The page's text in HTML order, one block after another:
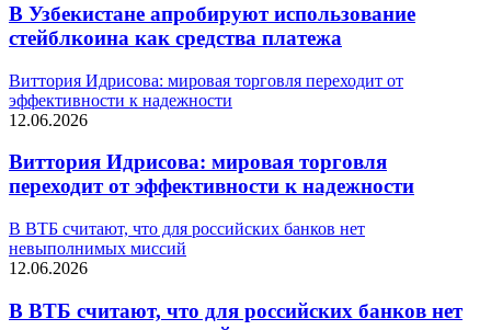
В Узбекистане апробируют использование
стейблкоина как средства платежа
Виттория Идрисова: мировая торговля переходит от
эффективности к надежности
12.06.2026
Виттория Идрисова: мировая торговля
переходит от эффективности к надежности
В ВТБ считают, что для российских банков нет
невыполнимых миссий
12.06.2026
В ВТБ считают, что для российских банков нет